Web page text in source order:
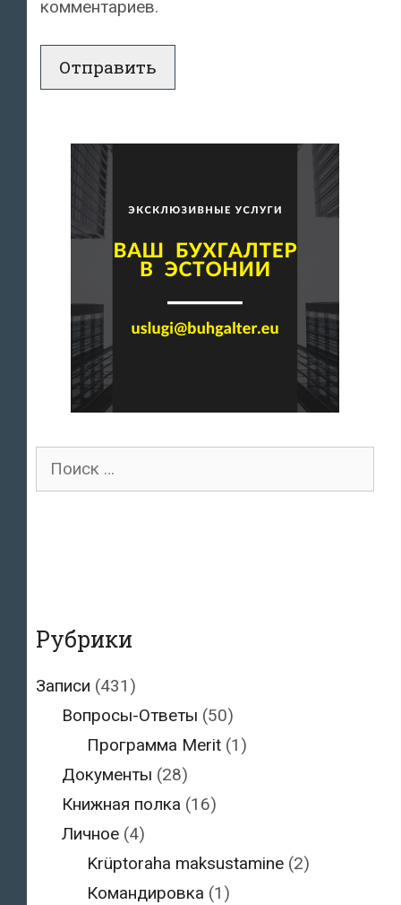
комментариев.
Поиск
Рубрики
Записи (431)
Вопросы-Ответы (50)
Программа Merit (1)
Документы (28)
Книжная полка (16)
Личное(4)
Krüptoraha maksustamine (2)
Командировка (1)